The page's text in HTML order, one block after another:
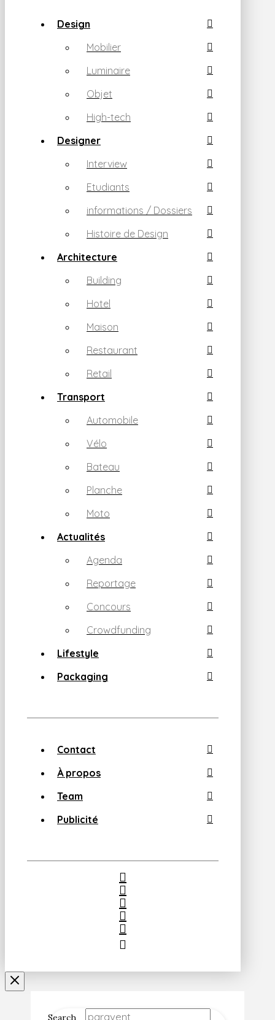
Design
Mobilier
Luminaire
Objet
High-tech
Designer
Interview
Etudiants
informations / Dossiers
Histoire de Design
Architecture
Building
Hotel
Maison
Restaurant
Retail
Transport
Automobile
Vélo
Bateau
Planche
Moto
Actualités
Agenda
Reportage
Concours
Crowdfunding
Lifestyle
Packaging
Contact
À propos
Team
Publicité
Search